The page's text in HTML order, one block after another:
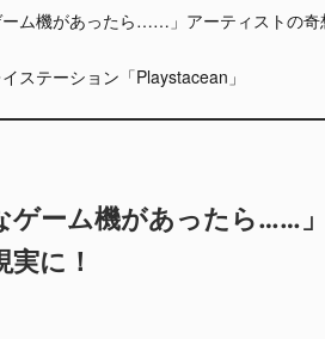
ーム機があったら……」アーティストの奇
ステーション「Playstacean」
ゲーム機があったら……
に！